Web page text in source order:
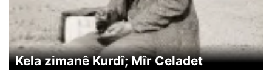
Kela zimanê Kurdî; Mîr Celadet